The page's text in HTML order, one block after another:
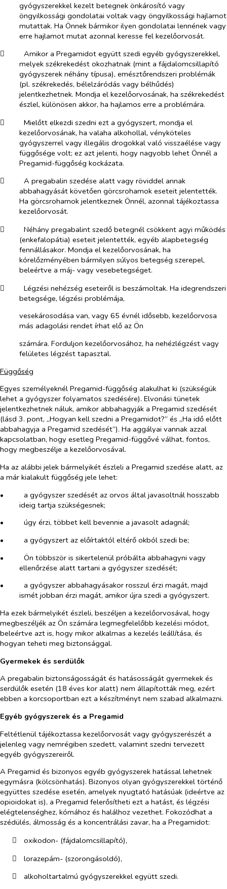
gyógyszerekkel kezelt betegnek önkárosító vagy
öngyilkossági gondolatai voltak vagy öngyilkossági hajlamot
mutattak. Ha Önnek bármikor ilyen gondolatai lennének vagy
erre hajlamot mutat azonnal keresse fel kezelőorvosát.
​
Amikor a Pregamidot együtt szedi egyéb gyógyszerekkel,
melyek székrekedést okozhatnak (mint a fájdalomcsillapító
gyógyszerek néhány típusa), emésztőrendszeri problémák
(pl. székrekedés, bélelzáródás vagy bélhűdés)
jelentkezhetnek. Mondja el kezelőorvosának, ha székrekedést
észlel, különösen akkor, ha hajlamos erre a problémára.
​
Mielőtt elkezdi szedni ezt a gyógyszert, mondja el
kezelőorvosának, ha valaha alkohollal, vényköteles
gyógyszerrel vagy illegális drogokkal való visszaélése vagy
függősége volt; ez azt jelenti, hogy nagyobb lehet Önnél a
Pregamid-függőség kockázata.
​
A pregabalin szedése alatt vagy röviddel annak
abbahagyását követően görcsrohamok eseteit jelentették.
Ha görcsrohamok jelentkeznek Önnél, azonnal tájékoztassa
kezelőorvosát.
​
Néhány pregabalint szedő betegnél csökkent agyi működés
(enkefalopátia) eseteit jelentették, egyéb alapbetegség
fennállásakor. Mondja el kezelőorvosának, ha
kórelőzményében bármilyen súlyos betegség szerepel,
beleértve a máj- vagy vesebetegséget.
​
Légzési nehézség eseteiről is beszámoltak. Ha idegrendszeri
betegsége, légzési problémája,
vesekárosodása van, vagy 65 évnél idősebb, kezelőorvosa
más adagolási rendet írhat elő az Ön
számára. Forduljon kezelőorvosához, ha nehézlégzést vagy
felületes légzést tapasztal.
Függőség
Egyes személyeknél Pregamid-függőség alakulhat ki (szükségük
lehet a gyógyszer folyamatos szedésére). Elvonási tünetek
jelentkezhetnek náluk, amikor abbahagyják a Pregamid szedését
(lásd 3. pont, „Hogyan kell szedni a Pregamidot?” és „Ha idő előtt
abbahagyja a Pregamid szedését”). Ha aggályai vannak azzal
kapcsolatban, hogy esetleg Pregamid-függővé válhat, fontos,
hogy megbeszélje a kezelőorvosával.
Ha az alábbi jelek bármelyikét észleli a Pregamid szedése alatt, az
a már kialakult függőség jele lehet:
•​
a gyógyszer szedését az orvos által javasoltnál hosszabb
ideig tartja szükségesnek;
•​
úgy érzi, többet kell bevennie a javasolt adagnál;
•​
a gyógyszert az előírtaktól eltérő okból szedi be;
•​
Ön többször is sikertelenül próbálta abbahagyni vagy
ellenőrzése alatt tartani a gyógyszer szedését;
•​
a gyógyszer abbahagyásakor rosszul érzi magát, majd
ismét jobban érzi magát, amikor újra szedi a gyógyszert.
Ha ezek bármelyikét észleli, beszéljen a kezelőorvosával, hogy
megbeszéljék az Ön számára legmegfelelőbb kezelési módot,
beleértve azt is, hogy mikor alkalmas a kezelés leállítása, és
hogyan teheti meg biztonsággal.
Gyermekek és serdülők
A pregabalin biztonságosságát és hatásosságát gyermekek és
serdülők esetén (18 éves kor alatt) nem állapították meg, ezért
ebben a korcsoportban ezt a készítményt nem szabad alkalmazni.
Egyéb gyógyszerek és a Pregamid
Feltétlenül tájékoztassa kezelőorvosát vagy gyógyszerészét a
jelenleg vagy nemrégiben szedett, valamint szedni tervezett
egyéb gyógyszereiről.
A Pregamid és bizonyos egyéb gyógyszerek hatással lehetnek
egymásra (kölcsönhatás). Bizonyos olyan gyógyszerekkel történő
együttes szedése esetén, amelyek nyugtató hatásúak (ideértve az
opioidokat is), a Pregamid felerősítheti ezt a hatást, és légzési
elégtelenséghez, kómához és halálhoz vezethet. Fokozódhat a
szédülés, álmosság és a koncentrálási zavar, ha a Pregamidot:
​
oxikodon- (fájdalomcsillapító),
​
lorazepám- (szorongásoldó),
​
alkoholtartalmú gyógyszerekkel együtt szedi.